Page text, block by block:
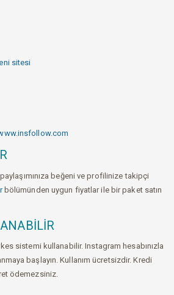
sitesi
beğeni ve profilinize takipçi
bölümünden uygun fiyatlar ile bir paket satın
sistemi kullanabilir. Instagram hesabınızla
başlayın. Kullanım ücretsizdir. Kredi
ödemezsiniz.